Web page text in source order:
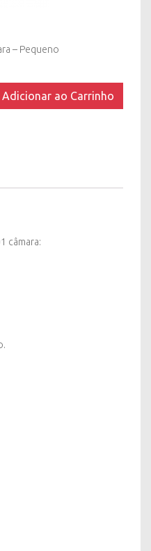
– Pequeno
Adicionar ao Carrinho
câmara: